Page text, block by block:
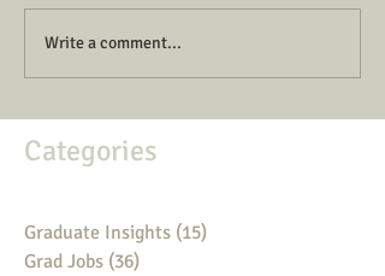
Write a comment...
Categories
Graduate Insights (15)
Grad Jobs (36)